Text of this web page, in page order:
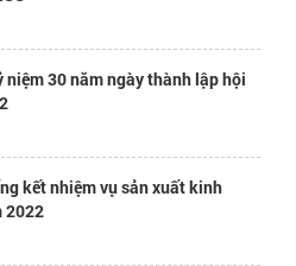
niệm 30 năm ngày thành lập hội
kết nhiệm vụ sản xuất kinh
2022